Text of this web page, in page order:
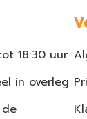
18:30 uur
in overleg